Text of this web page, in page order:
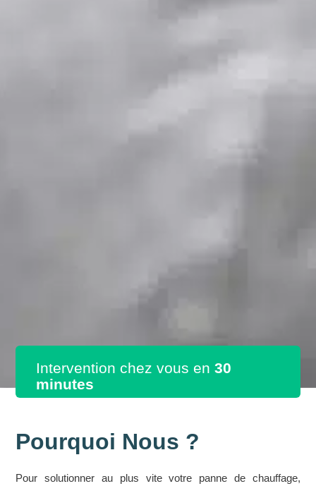
Intervention chez vous en 30
minutes
Pourquoi Nous ?
Pour solutionner au plus vite votre panne de chauffage,